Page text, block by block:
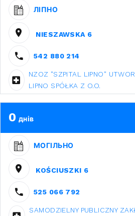
ЛІПНО
NIESZAWSKA 6
542 880 214
NZOZ "SZPITAL LIPNO"
LIPNO SPÓŁKA Z O.O.
0 днів
МОГІЛЬНО
KOŚCIUSZKI 6
525 066 792
SAMODZIELNY PUBLICZNY